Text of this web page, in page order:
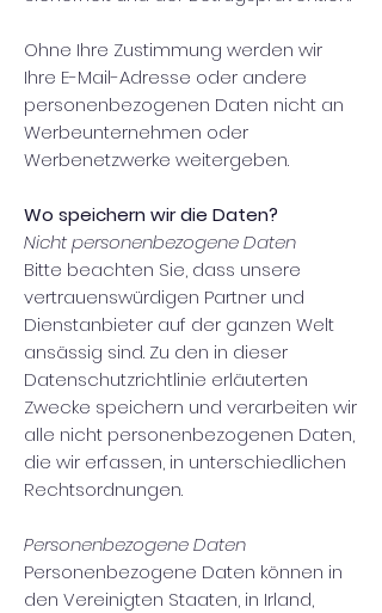
Ohne Ihre Zustimmung werden wir
Ihre E-Mail-Adresse oder andere
personenbezogenen Daten nicht an
Werbeunternehmen oder
Werbenetzwerke weitergeben.
Wo speichern wir die Daten?
Nicht personenbezogene Daten
Bitte beachten Sie, dass unsere
vertrauenswürdigen Partner und
Dienstanbieter auf der ganzen Welt
ansässig sind. Zu den in dieser
Datenschutzrichtlinie erläuterten
Zwecke speichern und verarbeiten wir
alle nicht personenbezogenen Daten,
die wir erfassen, in unterschiedlichen
Rechtsordnungen.
Personenbezogene Daten
Personenbezogene Daten können in
den Vereinigten Staaten, in Irland,